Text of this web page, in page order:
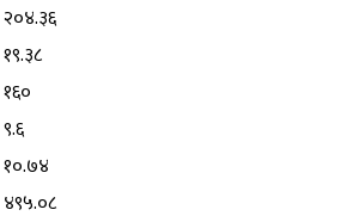
२०४.३६
१९.३८
१६०
९.६
१०.७४
४९५.०८